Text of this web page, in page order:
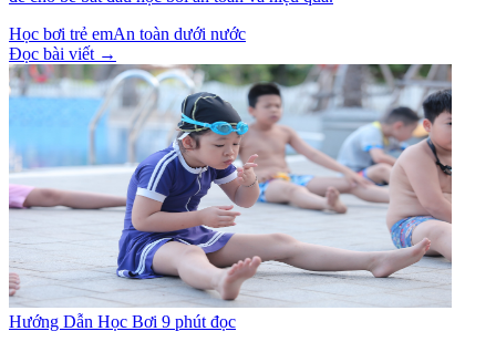
Học bơi trẻ emAn toàn dưới nước
Đọc bài viết →
Hướng Dẫn Học Bơi 9 phút đọc